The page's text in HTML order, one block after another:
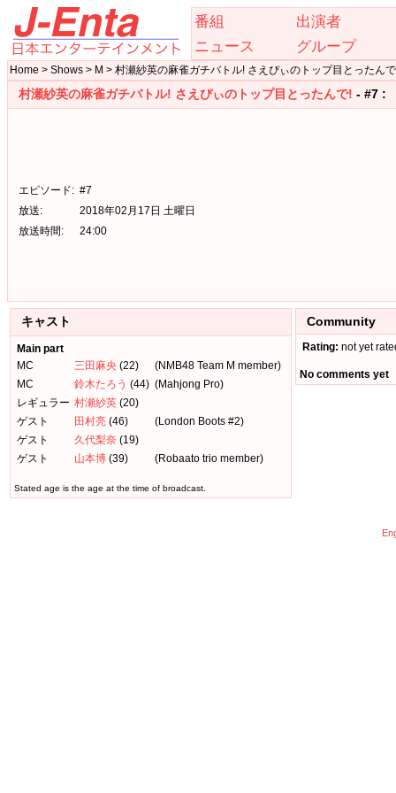
番組
出演者
ニュース
グループ
Home > Shows > M > 村瀬紗英の麻雀ガチバトル! さえぴぃのトップ目とったん
村瀬紗英の麻雀ガチバトル! さえぴぃのトップ目とったんで! - #7 :
エピソード: #7
放送:
2018年02月17日 土曜日
放送時間:
24:00
キャスト
Main part
MC
三田麻央 (22)
(NMB48 Team M member)
MC
鈴木たろう (44) (Mahjong Pro)
レギュラー 村瀬紗英 (20)
ゲスト
田村亮 (46)
(London Boots #2)
ゲスト
久代梨奈 (19)
ゲスト
山本博 (39) (Robaato trio member)
Stated age is the age at the time of broadcast.
Community
Rating: not yet
No comments yet